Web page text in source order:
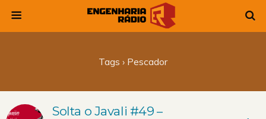
Tags › Pescador
Solta o Javali #49 –